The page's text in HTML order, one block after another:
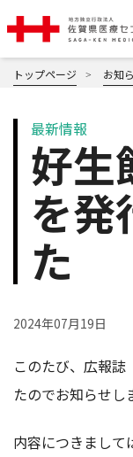
トップページ お知
最新情報
好生
を発
た
2024年07月19日
このたび、広報
たのでお知らせし
内容につきまして